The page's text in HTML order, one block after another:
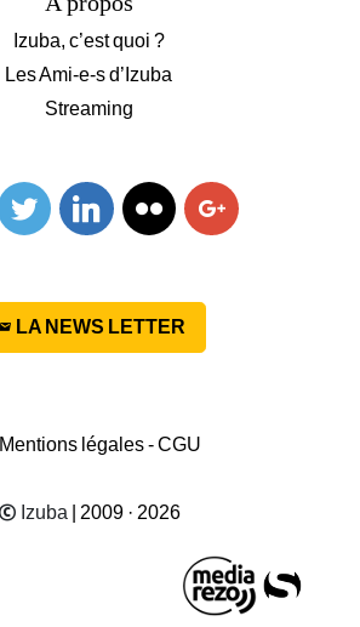
Izuba, c’est quoi ?
Les Ami-e-s d’Izuba
Streaming
LA NEWS LETTER
Mentions légales - CGU
Izuba | 2009 · 2026